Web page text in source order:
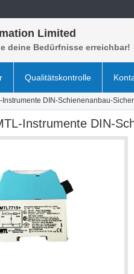
Limited
deine Bedürfnisse erreichbar!
Qualitätskontrolle
Instrumente DIN-Schienenanbau-
Instrumente DIN-